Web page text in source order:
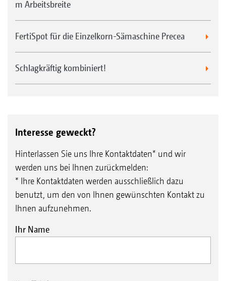
m Arbeitsbreite
FertiSpot für die Einzelkorn-Sämaschine Precea
Schlagkräftig kombiniert!
Interesse geweckt?
Hinterlassen Sie uns Ihre Kontaktdaten* und wir
werden uns bei Ihnen zurückmelden:
* Ihre Kontaktdaten werden ausschließlich dazu
benutzt, um den von Ihnen gewünschten Kontakt zu
Ihnen aufzunehmen.
Ihr Name